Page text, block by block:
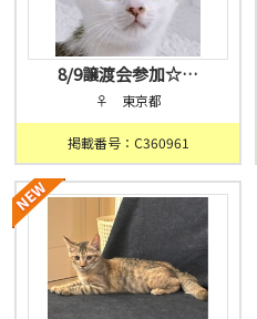
8/9譲渡会参加☆…
♀ 東京都
掲載番号：C360961